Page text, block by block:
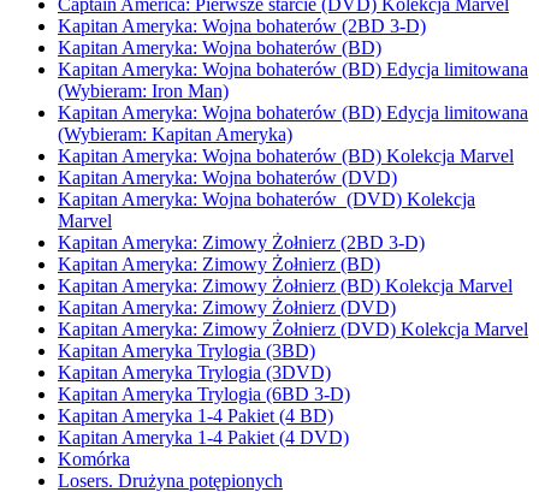
Captain America: Pierwsze starcie (DVD) Kolekcja Marvel
Kapitan Ameryka: Wojna bohaterów (2BD 3-D)
Kapitan Ameryka: Wojna bohaterów (BD)
Kapitan Ameryka: Wojna bohaterów (BD) Edycja limitowana
(Wybieram: Iron Man)
Kapitan Ameryka: Wojna bohaterów (BD) Edycja limitowana
(Wybieram: Kapitan Ameryka)
Kapitan Ameryka: Wojna bohaterów (BD) Kolekcja Marvel
Kapitan Ameryka: Wojna bohaterów (DVD)
Kapitan Ameryka: Wojna bohaterów (DVD) Kolekcja
Marvel
Kapitan Ameryka: Zimowy Żołnierz (2BD 3-D)
Kapitan Ameryka: Zimowy Żołnierz (BD)
Kapitan Ameryka: Zimowy Żołnierz (BD) Kolekcja Marvel
Kapitan Ameryka: Zimowy Żołnierz (DVD)
Kapitan Ameryka: Zimowy Żołnierz (DVD) Kolekcja Marvel
Kapitan Ameryka Trylogia (3BD)
Kapitan Ameryka Trylogia (3DVD)
Kapitan Ameryka Trylogia (6BD 3-D)
Kapitan Ameryka 1-4 Pakiet (4 BD)
Kapitan Ameryka 1-4 Pakiet (4 DVD)
Komórka
Losers. Drużyna potępionych